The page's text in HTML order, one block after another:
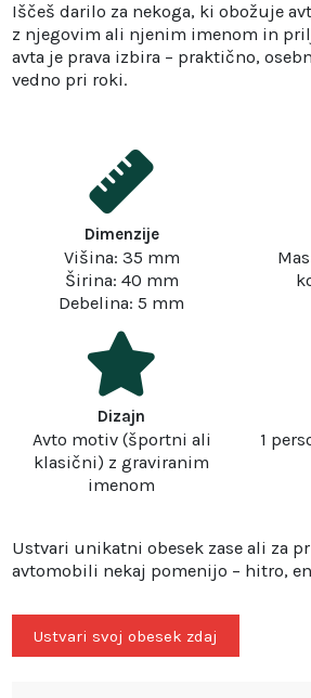
Iščeš darilo za nekoga, ki obožuje
z njegovim ali njenim imenom in
avta je prava izbira – praktično,
vedno pri roki.
Dimenzije
Višina: 35 mm
Širina: 40 mm
Debelina: 5 mm
Dizajn
Avto motiv (športni ali
klasični) z graviranim
imenom
1
Ustvari unikatni obesek zase ali za
avtomobili nekaj pomenijo – hitro,
Ustvari svoj obesek zdaj